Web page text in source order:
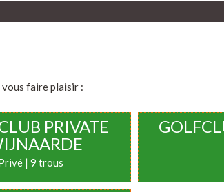
faire plaisir :
PRIVATE
| 9 trous